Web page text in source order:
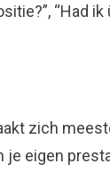
“Had
zich
eigen